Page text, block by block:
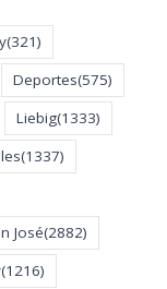
(321)
Deportes(575)
Liebig(1333)
(1337)
José(2882)
(1216)